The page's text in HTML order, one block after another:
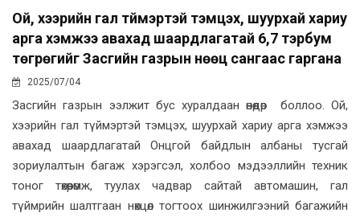
Ой, хээрийн гал түймэртэй тэмцэх, шуурхай хариу
арга хэмжээ авахад шаардлагатай 6,7 тэрбум
төгрөгийг Засгийн газрын нөөц сангаас гаргана
2025/07/04
Засгийн газрын ээлжит бус хуралдаан өнөөдөр боллоо. Ой,
хээрийн гал түймэртэй тэмцэх, шуурхай хариу арга хэмжээ
авахад шаардлагатай Онцгой байдлын албаны тусгай
зориулалтын багаж хэрэгсэл, холбоо мэдээллийн техник
тоног төхөөрөмж, туулах чадвар сайтай автомашин, гал
түймрийн шалтгаан нөхцөл тогтоох шинжилгээний багажийн